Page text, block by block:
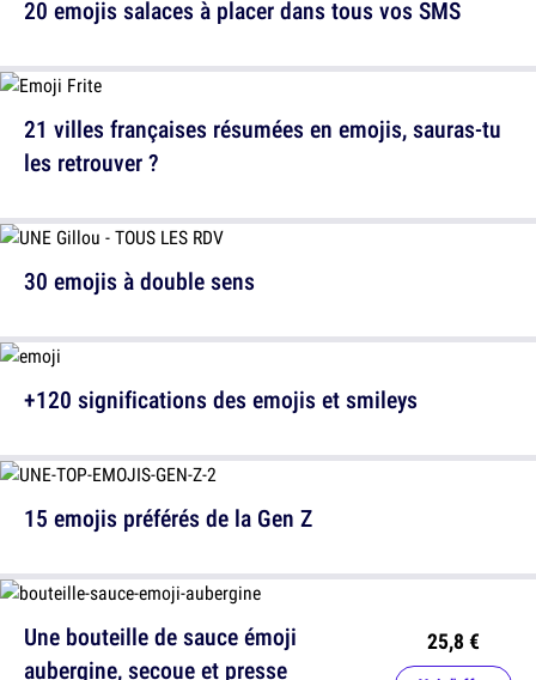
21 villes françaises résumées en emojis, sauras-tu
les retrouver ?
+120 significations des emojis et smileys
Une bouteille de sauce émoji
aubergine, secoue et presse
25,8 €
20 emojis salaces à placer dans tous vos SMS
30 emojis à double sens
15 emojis préférés de la Gen Z